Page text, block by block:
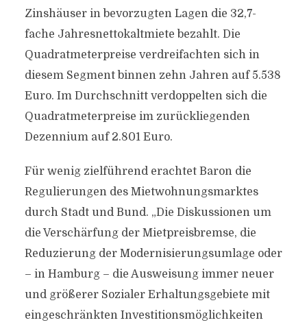
Zinshäuser in bevorzugten Lagen die 32,7-
fache Jahresnettokaltmiete bezahlt. Die
Quadratmeterpreise verdreifachten sich in
diesem Segment binnen zehn Jahren auf 5.538
Euro. Im Durchschnitt verdoppelten sich die
Quadratmeterpreise im zurückliegenden
Dezennium auf 2.801 Euro.
Für wenig zielführend erachtet Baron die
Regulierungen des Mietwohnungsmarktes
durch Stadt und Bund. „Die Diskussionen um
die Verschärfung der Mietpreisbremse, die
Reduzierung der Modernisierungsumlage oder
– in Hamburg – die Ausweisung immer neuer
und größerer Sozialer Erhaltungsgebiete mit
eingeschränkten Investitionsmöglichkeiten